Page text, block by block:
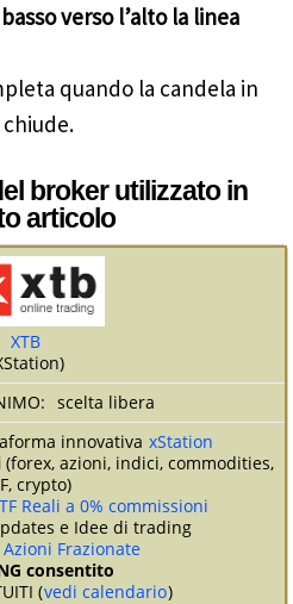
verso l’alto la linea
quando la candela in
chiude.
broker utilizzato in
articolo
XTB
scelta libera
innovativa xStation
(forex, azioni, indici, commodities,
crypto)
Reali a 0% commissioni
e Idee di trading
Frazionate
consentito
(vedi calendario)